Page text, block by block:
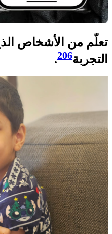
تعلّم من الأشخاص
التجربة206
.